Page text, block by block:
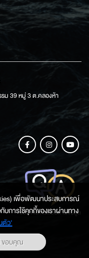
ม 39 หมู่ 3 ต.คลองห้า
ช่องทางการสอบถามข้อมูล
เพื่อพัฒนาประสบการณ์
การใช้คุกกี้ของเราผ่านทาง
ตัว'
ขอบคุณ